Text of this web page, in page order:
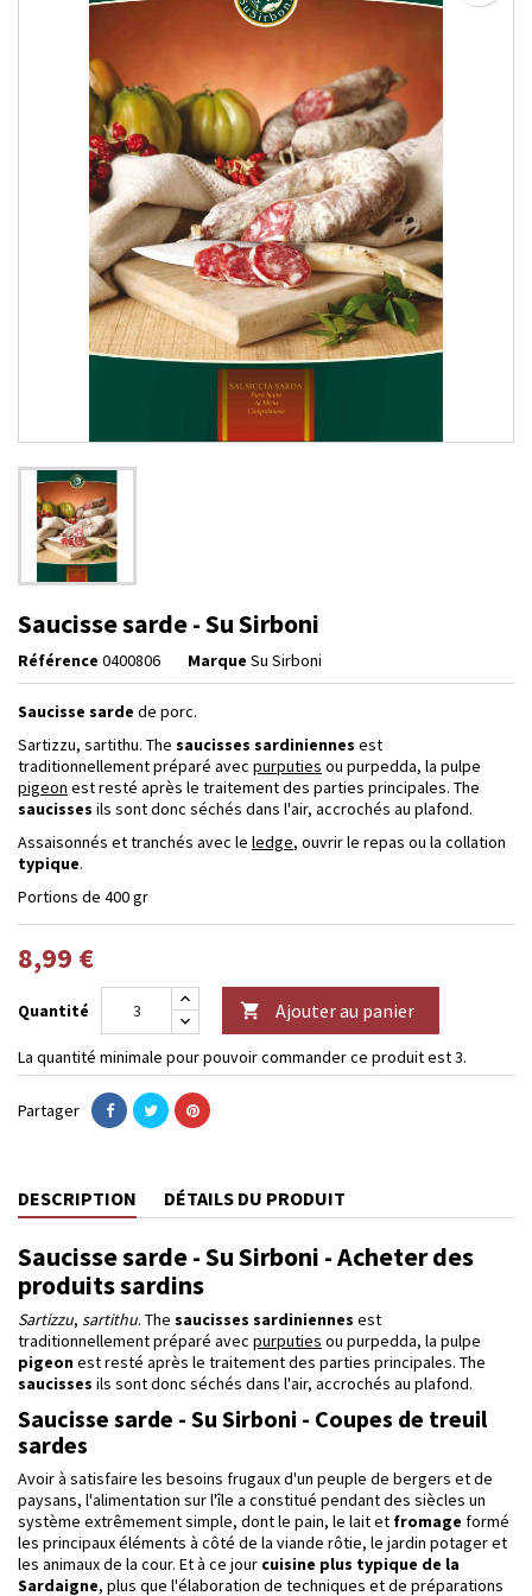
Saucisse sarde - Su Sirboni
Référence 0400806 Marque Su Sirboni
Saucisse sarde de porc.
Sartizzu, sartithu. The saucisses sardiniennes est
traditionnellement préparé avec purputies ou purpedda, la pulpe
pigeon est resté après le traitement des parties principales. The
saucisses ils sont donc séchés dans l'air, accrochés au plafond.
Assaisonnés et tranchés avec le ledge, ouvrir le repas ou la collation
typique.
Portions de 400 gr
8,99 €
Quantité  Ajouter au panier
La quantité minimale pour pouvoir commander ce produit est 3.
Partager
DESCRIPTION DÉTAILS DU PRODUIT
Saucisse sarde - Su Sirboni - Acheter des
produits sardins
Sartizzu, sartithu. The saucisses sardiniennes est
traditionnellement préparé avec purputies ou purpedda, la pulpe
pigeonest resté après le traitement des parties principales. The
saucisses ils sont donc séchés dans l'air, accrochés au plafond.
Saucisse sarde - Su Sirboni - Coupes de treuil
sardes
Avoir à satisfaire les besoins frugaux d'un peuple de bergers et de
paysans, l'alimentation sur l'île a constitué pendant des siècles un
système extrêmement simple, dont le pain, le lait et fromage formé
les principaux éléments à côté de la viande rôtie, le jardin potager et
les animaux de la cour. Et à ce jour cuisine plus typique de la
Sardaigne, plus que l'élaboration de techniques et de préparations